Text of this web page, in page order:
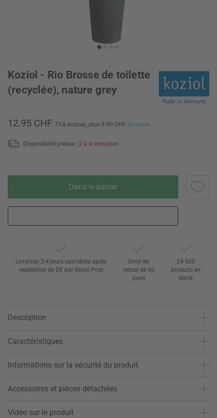
Koziol - Rio Brosse de toilette
(recyclée), nature grey
12.95 CHF TVA incluse, plus 9.90 CHF livraison
Disponibilité prévue : 2 à 4 semaines
Dans le panier
Livraison 2-4 jours ouvrables après
expédition de DE par Swiss Post
Droit de
retour de 60
jours
24 000
produits en
stock
Description
Caractéristiques
Informations sur la sécurité du produit
Accessoires et pièces détachées
Vidéo sur le produit